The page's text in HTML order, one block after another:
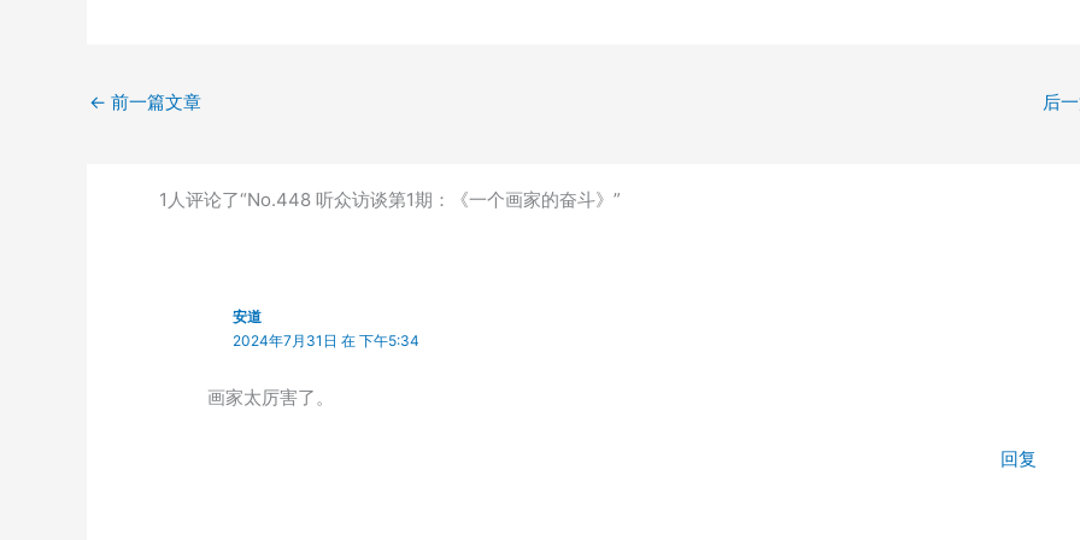
← 前一篇文章 后
1人评论了“No.448 听众访谈第1期：《一个画家的奋斗》”
安道
2024年7月31日 在 下午5:34
画家太厉害了。
回复